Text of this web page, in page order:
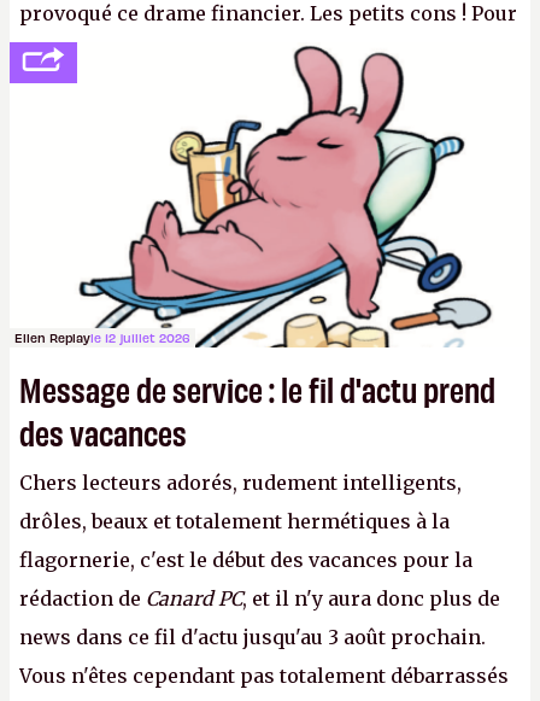
provoqué ce drame financier. Les petits cons ! Pour
se consoler, le PDG David Baszucki peut compter
sur le déblocage du jeu en Russie et l'explosion des
joueurs majeurs (+32 %). L'avenir appartient donc
aux adultes, qui ne sont jamais que des enfants
avec du pouvoir d'achat.P.
Ellen Replayle 12 juillet 2026
Message de service : le fil d'actu prend
des vacances
Chers lecteurs adorés, rudement intelligents,
drôles, beaux et totalement hermétiques à la
flagornerie, c'est le début des vacances pour la
rédaction de Canard PC, et il n'y aura donc plus de
news dans ce fil d'actu jusqu'au 3 août prochain.
Vous n'êtes cependant pas totalement débarrassés